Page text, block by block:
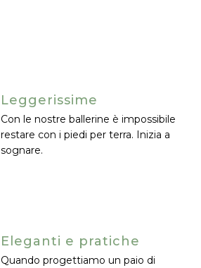
Leggerissime
Con le nostre ballerine è impossibile
restare con i piedi per terra. Inizia a
sognare.
Eleganti e pratiche
Quando progettiamo un paio di